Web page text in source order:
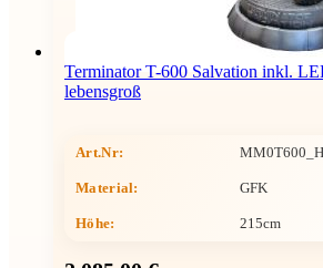
Terminator T-600 Salvation inkl.
lebensgroß
Art.Nr:
Material: GFK
Höhe: 215cm